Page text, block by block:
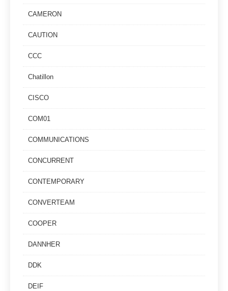
CAMERON
CAUTION
CCC
Chatillon
CISCO
COM01
COMMUNICATIONS
CONCURRENT
CONTEMPORARY
CONVERTEAM
COOPER
DANNHER
DDK
DEIF